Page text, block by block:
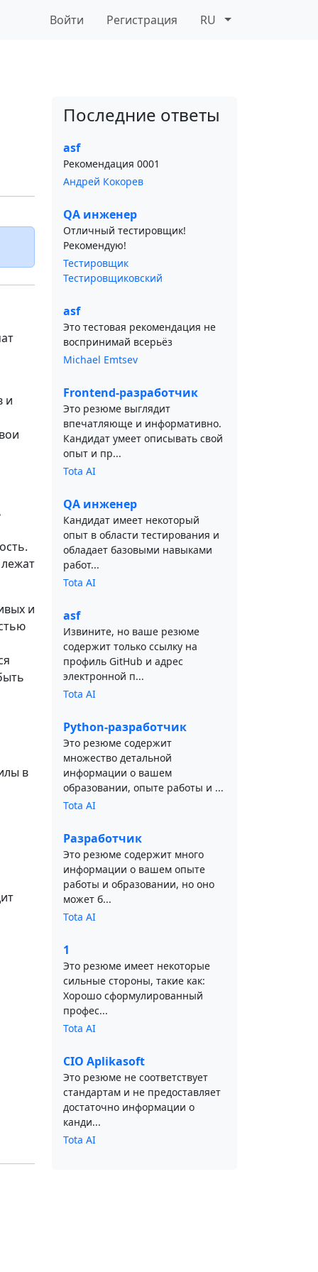
Войти Регистрация RU
и
и
в
Последние ответы
asf
Рекомендация 0001
Андрей Кокорев
QA инженер
Отличный тестировщик!
Рекомендую!
Тестировщик
Тестировщиковский
asf
Это тестовая рекомендация не
воспринимай всерьёз
Michael Emtsev
Frontend-разработчик
Это резюме выглядит
впечатляюще и информативно.
Кандидат умеет описывать свой
опыт и пр...
Tota AI
QA инженер
Кандидат имеет некоторый
опыт в области тестирования и
обладает базовыми навыками
работ...
Tota AI
asf
Извините, но ваше резюме
содержит только ссылку на
профиль GitHub и адрес
электронной п...
Tota AI
Python-разработчик
Это резюме содержит
множество детальной
информации о вашем
образовании, опыте работы и ...
Tota AI
Разработчик
Это резюме содержит много
информации о вашем опыте
работы и образовании, но оно
может б...
Tota AI
1
Это резюме имеет некоторые
сильные стороны, такие как:
Хорошо сформулированный
профес...
Tota AI
CIO Aplikasoft
Это резюме не соответствует
стандартам и не предоставляет
достаточно информации о
канди...
Tota AI